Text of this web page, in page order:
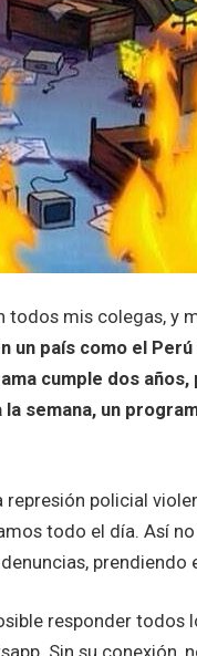
todos mis colegas, y
un país como el
cumple dos años,
semana, un
policial
todo el día. Así
prendiendo
responder todos